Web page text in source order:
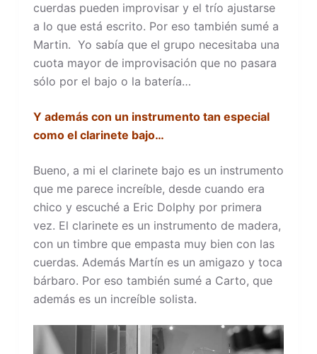
cuerdas pueden improvisar y el trío ajustarse
a lo que está escrito. Por eso también sumé a
Martin. Yo sabía que el grupo necesitaba una
cuota mayor de improvisación que no pasara
sólo por el bajo o la batería…
Y además con un instrumento tan especial
como el clarinete bajo…
Bueno, a mi el clarinete bajo es un instrumento
que me parece increíble, desde cuando era
chico y escuché a Eric Dolphy por primera
vez. El clarinete es un instrumento de madera,
con un timbre que empasta muy bien con las
cuerdas. Además Martín es un amigazo y toca
bárbaro. Por eso también sumé a Carto, que
además es un increíble solista.